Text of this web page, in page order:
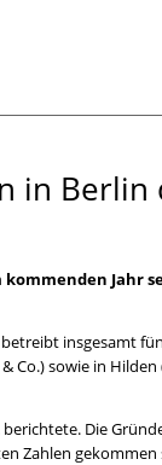
in Berlin
Jahr
insgesamt
Co.) sowie in
berichtete. Die
Zahlen